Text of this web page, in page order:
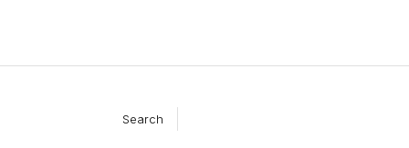
Search